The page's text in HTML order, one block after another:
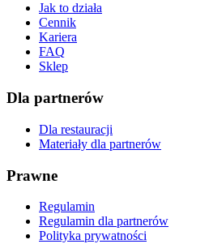
Jak to działa
Cennik
Kariera
FAQ
Sklep
Dla partnerów
Dla restauracji
Materiały dla partnerów
Prawne
Regulamin
Regulamin dla partnerów
Polityka prywatności